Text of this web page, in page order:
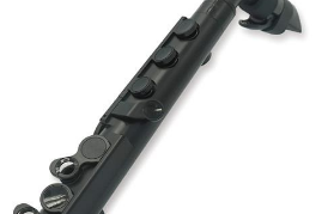
ウクレレ
パーカッション